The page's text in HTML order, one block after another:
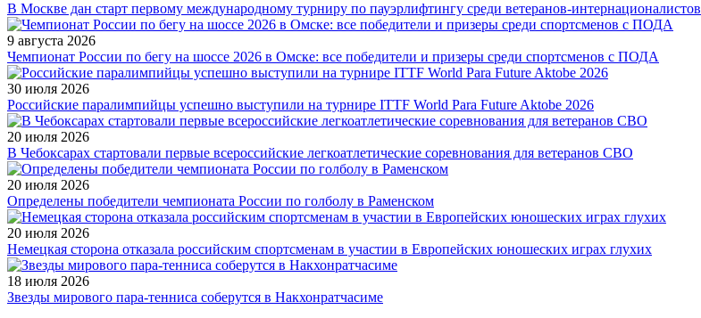
В Москве дан старт первому международному турниру по пауэрлифтингу среди ветеранов-интернационалистов
9 августа 2026
Чемпионат России по бегу на шоссе 2026 в Омске: все победители и призеры среди спортсменов с ПОДА
30 июля 2026
Российские паралимпийцы успешно выступили на турнире ITTF World Para Future Aktobe 2026
20 июля 2026
В Чебоксарах стартовали первые всероссийские легкоатлетические соревнования для ветеранов СВО
20 июля 2026
Определены победители чемпионата России по голболу в Раменском
20 июля 2026
Немецкая сторона отказала российским спортсменам в участии в Европейских юношеских играх глухих
18 июля 2026
Звезды мирового пара-тенниса соберутся в Накхонратчасиме